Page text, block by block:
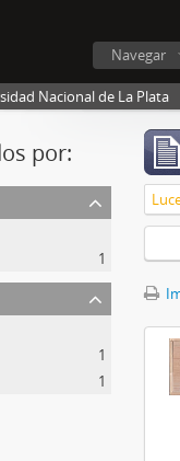
Navegar
Nacional de La Plata
por:
1
1
1